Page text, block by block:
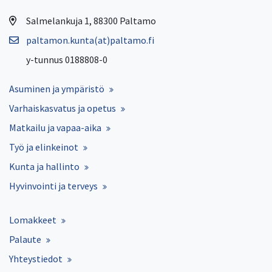
Salmelankuja 1, 88300 Paltamo
paltamon.kunta(at)paltamo.fi
y-tunnus 0188808-0
Asuminen ja ympäristö
Varhaiskasvatus ja opetus
Matkailu ja vapaa-aika
Työ ja elinkeinot
Kunta ja hallinto
Hyvinvointi ja terveys
Lomakkeet
Palaute
Yhteystiedot